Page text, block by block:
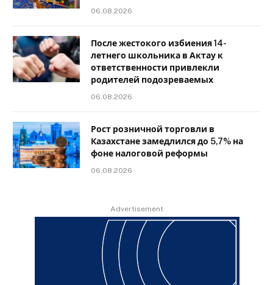
06.08.2026
После жестокого избиения 14-
летнего школьника в Актау к
ответственности привлекли
родителей подозреваемых
06.08.2026
Рост розничной торговли в
Казахстане замедлился до 5,7% на
фоне налоговой реформы
06.08.2026
Advertisement